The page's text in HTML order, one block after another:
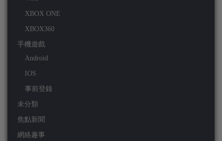
XBOX ONE
XBOX360
手機遊戲
Android
IOS
事前登錄
未分類
焦點新聞
網絡趣事